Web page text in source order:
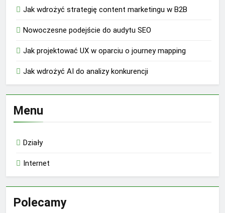
Jak wdrożyć strategię content marketingu w B2B
Nowoczesne podejście do audytu SEO
Jak projektować UX w oparciu o journey mapping
Jak wdrożyć AI do analizy konkurencji
Menu
Działy
Internet
Polecamy